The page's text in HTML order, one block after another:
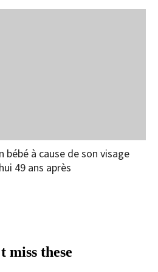
bébé à cause de son visage
49 ans après
miss these